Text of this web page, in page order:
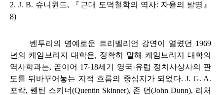
2. J. B. 슈니윈드, 『근대 도덕철학의 역사: 자율의 발명』
8)
벤투리의 명예로운 트리벨리언 강연이 열렸던 1969
년의 케임브리지 대학은, 정확히 말해 케임브리지 대학의
역사학과는, 곧이어 17-18세기 영국·유럽 정치사상사의 판
도를 뒤바꾸어놓는 지적 흐름의 중심지가 되었다. J. G. A.
포칵, 퀜틴 스키너(Quentin Skinner), 존 던(John Dunn), 리처